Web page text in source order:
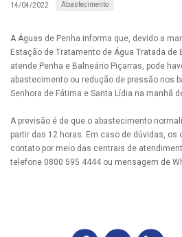
14/04/2022 Abastecimento
A Águas de Penha informa que, devido a
Estação de Tratamento de Água Tratada de
atende Penha e Balneário Piçarras, pode
abastecimento ou redução de pressão nos
Senhora de Fátima e Santa Lídia na manhã
A previsão é de que o abastecimento
partir das 12 horas. Em caso de dúvidas, os
contato por meio das centrais de
telefone 0800 595 4444 ou mensagem de